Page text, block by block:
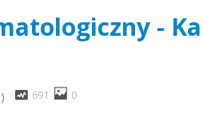
-
) 691 0